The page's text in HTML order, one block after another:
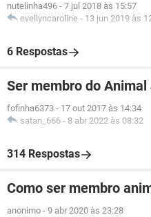
nutelinha496 - 7 jul 2018 às 15:57
evellyncaroline - 13 jun 2019 às
6 Respostas
Ser membro do
fofinha6373 - 17 out 2017 às 14:34
satan_666 - 8 abr 2022 às 08:32
314 Respostas
Como ser membro
anonimo - 9 abr 2020 às 23:28